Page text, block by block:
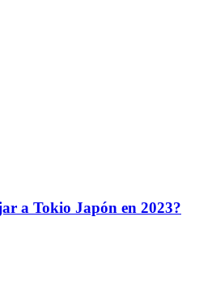
a Tokio Japón en 2023?